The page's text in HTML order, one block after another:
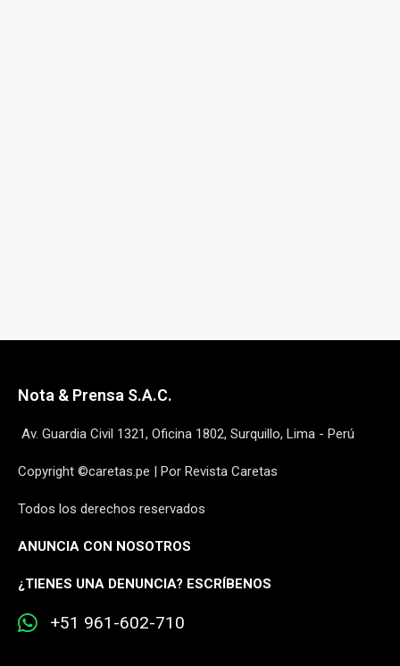
Nota & Prensa S.A.C.
Av. Guardia Civil 1321, Oficina 1802, Surquillo, Lima - Perú
Copyright ©caretas.pe | Por Revista Caretas
Todos los derechos reservados
ANUNCIA CON NOSOTROS
¿TIENES UNA DENUNCIA? ESCRÍBENOS
+51 961-602-710